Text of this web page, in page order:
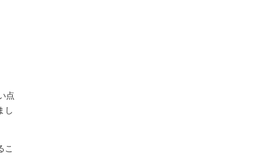
点
し
こ